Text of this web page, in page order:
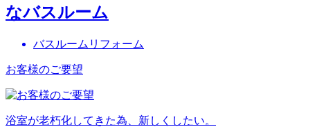
なバスルーム
バスルームリフォーム
お客様のご要望
浴室が老朽化してきた為、新しくしたい。